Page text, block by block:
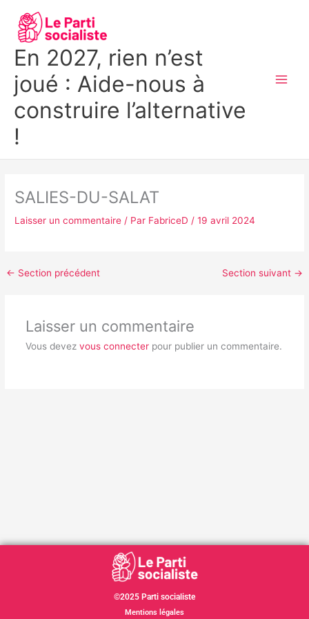
contenu
En 2027, rien n’est
joué : Aide-nous à
construire l’alternative
!
SALIES-DU-SALAT
Laisser un commentaire / Par FabriceD/19 avril 2024
← Section précédent Section suivant →
Laisser un commentaire
Vous devez vous connecterpour publier un commentaire.
©2025 Parti socialiste
Mentions légales